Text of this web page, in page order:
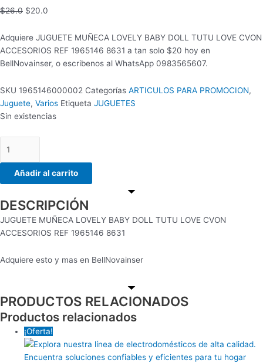
$26.0 $20.0
Adquiere JUGUETE MUÑECA LOVELY BABY DOLL TUTU LOVE CVON
ACCESORIOS REF 1965146 8631 a tan solo $20 hoy en
BellNovainser, o escribenos al WhatsApp 0983565607.
SKU 1965146000002 Categorías ARTICULOS PARA PROMOCION,
Juguete, Varios Etiqueta JUGUETES
Sin existencias
Añadir al carrito
DESCRIPCIÓN
JUGUETE MUÑECA LOVELY BABY DOLL TUTU LOVE CVON
ACCESORIOS REF 1965146 8631
Adquiere esto y mas en BellNovainser
PRODUCTOS RELACIONADOS
Productos relacionados
¡Oferta!